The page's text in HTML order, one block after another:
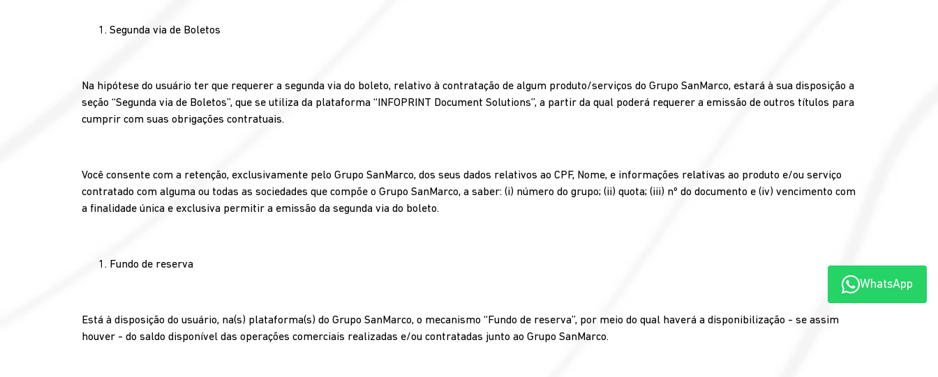
Segunda via de Boletos
Na hipótese do usuário ter que requerer a segunda via do boleto, relativo à contratação de algum produto/serviços do Grupo SanMarco, estará à sua disposição a
seção ‘‘Segunda via de Boletos’’, que se utiliza da plataforma ‘‘INFOPRINT Document Solutions’’, a partir da qual poderá requerer a emissão de outros títulos para
cumprir com suas obrigações contratuais.
Você consente com a retenção, exclusivamente pelo Grupo SanMarco, dos seus dados relativos ao CPF, Nome, e informações relativas ao produto e/ou serviço
contratado com alguma ou todas as sociedades que compõe o Grupo SanMarco, a saber: (i) número do grupo; (ii) quota; (iii) nº do documento e (iv) vencimento com
a finalidade única e exclusiva permitir a emissão da segunda via do boleto.
Fundo de reserva
Está à disposição do usuário, na(s) plataforma(s) do Grupo SanMarco, o mecanismo ‘‘Fundo de reserva’’, por meio do qual haverá a disponibilização - se assim
houver - do saldo disponível das operações comerciais realizadas e/ou contratadas junto ao Grupo SanMarco.
WhatsApp